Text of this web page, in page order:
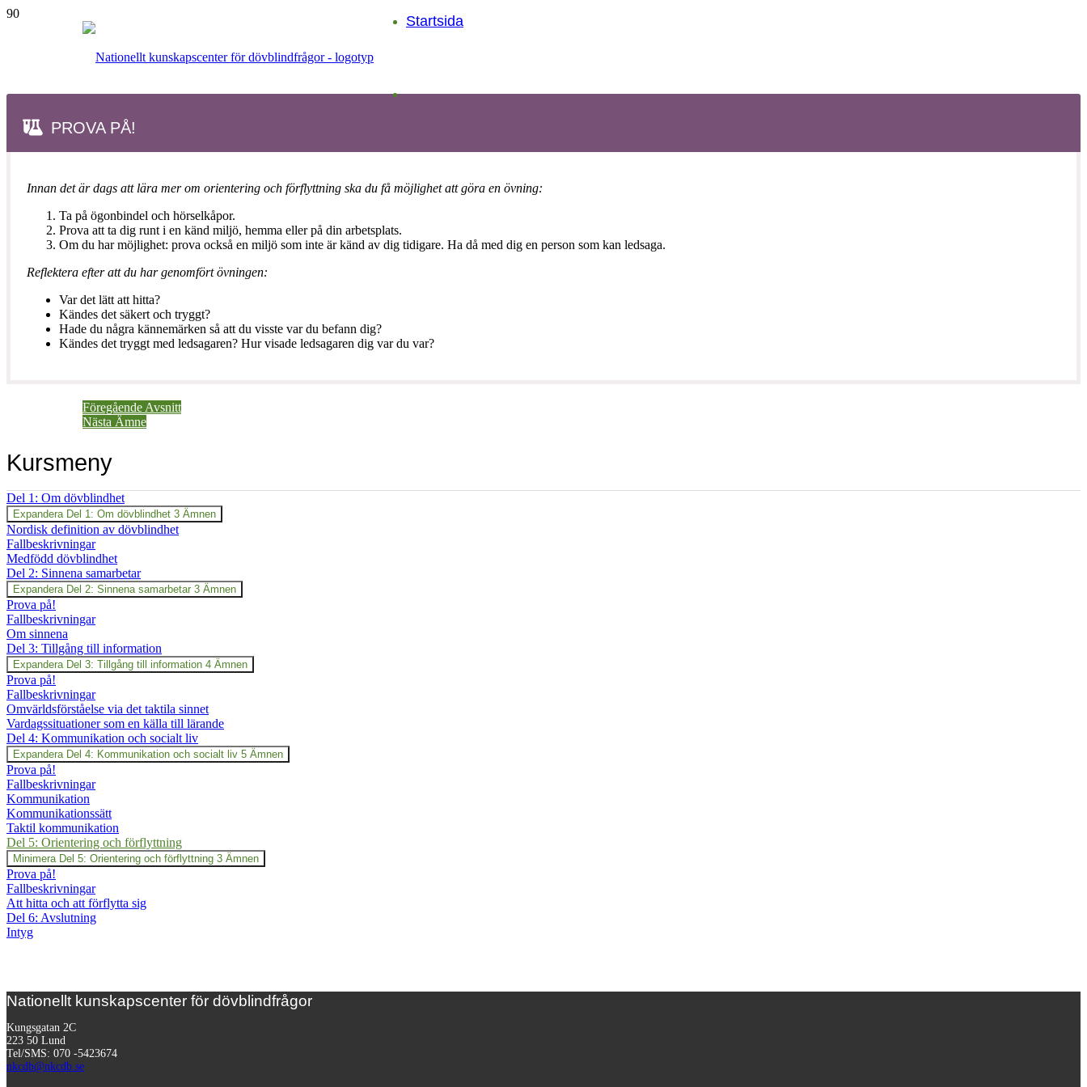
Startsida
PROVA PÅ!
Innan det är dags att lära mer om orientering och förflyttning ska du få möjlighet att göra en övning:
Ta på ögonbindel och hörselkåpor.
Prova att ta dig runt i en känd miljö, hemma eller på din arbetsplats.
Om du har möjlighet: prova också en miljö som inte är känd av dig tidigare. Ha då med dig en person som kan ledsaga.
Reflektera efter att du har genomfört övningen:
Var det lätt att hitta?
Kändes det säkert och tryggt?
Hade du några kännemärken så att du visste var du befann dig?
Kändes det tryggt med ledsagaren? Hur visade ledsagaren dig var du var?
Föregående Avsnitt
Nästa Ämne
Kursmeny
Del 1: Om dövblindhet
Expandera Del 1: Om dövblindhet 3 Ämnen
Nordisk definition av dövblindhet
Fallbeskrivningar
Medfödd dövblindhet
Del 2: Sinnena samarbetar
Expandera Del 2: Sinnena samarbetar 3 Ämnen
Prova på!
Fallbeskrivningar
Om sinnena
Del 3: Tillgång till information
Expandera Del 3: Tillgång till information 4 Ämnen
Prova på!
Fallbeskrivningar
Omvärldsförståelse via det taktila sinnet
Vardagssituationer som en källa till lärande
Del 4: Kommunikation och socialt liv
Expandera Del 4: Kommunikation och socialt liv 5 Ämnen
Prova på!
Fallbeskrivningar
Kommunikation
Kommunikationssätt
Taktil kommunikation
Del 5: Orientering och förflyttning
Minimera Del 5: Orientering och förflyttning 3 Ämnen
Prova på!
Fallbeskrivningar
Att hitta och att förflytta sig
Del 6: Avslutning
Intyg
Nationellt kunskapscenter för dövblindfrågor
Kungsgatan 2C
223 50 Lund
Tel/SMS: 070 -5423674
nkcdb@nkcdb.se